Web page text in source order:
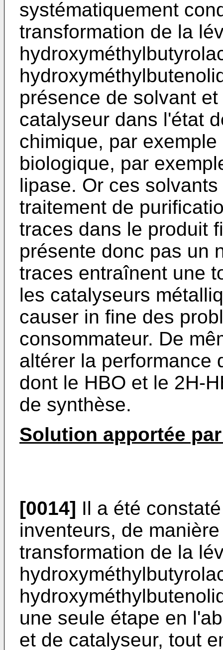
systématiquement
transformation de la
présence de solvant
catalyseur dans l'état
chimique, par
biologique, par
lipase. Or ces
traitement de
traces dans le produit
présente donc pas un
traces entraînent une
les catalyseurs
causer in fine des
consommateur. De
altérer la performance
dont le HBO et le 2H-
de synthèse.
Solution apportée
[0014] Il a été
inventeurs, de
transformation de la
une seule étape en
et de catalyseur, tout